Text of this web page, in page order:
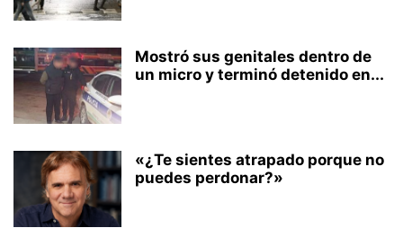
Mostró sus genitales dentro de
un micro y terminó detenido en...
«¿Te sientes atrapado porque no
puedes perdonar?»